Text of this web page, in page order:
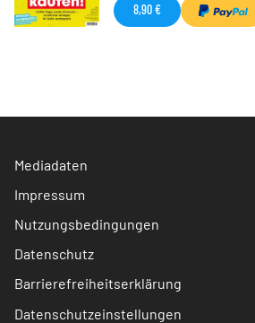
8,90 €
Mediadaten
Impressum
Nutzungsbedingungen
Datenschutz
Barrierefreiheitserklärung
Datenschutzeinstellungen